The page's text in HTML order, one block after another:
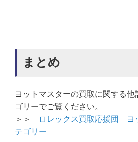
まとめ
ヨットマスターの買取に関する他
ゴリーでご覧ください。
＞＞
ロレックス買取応援団 ヨ
テゴリー